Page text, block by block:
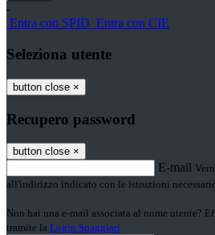
-
Entra con SPID Entra con CIE
Seleziona utente
button close ×
Recupero password
button close ×
E-mail
all'indirizzo indicato con le istruzioni
Non hai una e-mail associata al nome utente?
tramite la Login Spaggiari